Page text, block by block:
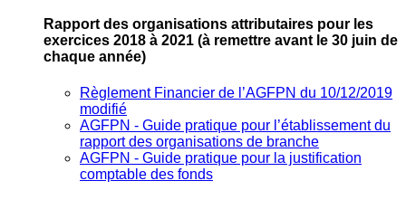
Rapport des organisations attributaires pour les
exercices 2018 à 2021 (à remettre avant le 30 juin de
chaque année)
Règlement Financier de l’AGFPN du 10/12/2019
modifié
AGFPN ‐ Guide pratique pour l’établissement du
rapport des organisations de branche
AGFPN ‐ Guide pratique pour la justification
comptable des fonds